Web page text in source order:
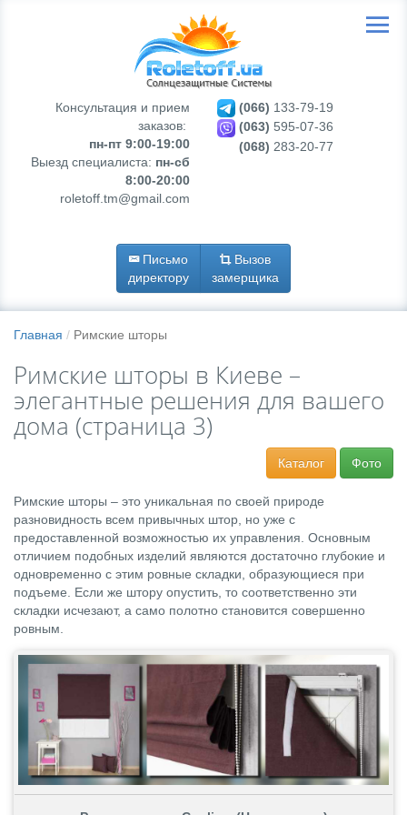
Консультация и прием
заказов:
пн-пт 9:00-19:00
Выезд специалиста: пн-сб
8:00-20:00
roletoff.tm@gmail.com
(066) 133-79-19
(063) 595-07-36
(068) 283-20-77
Письмо
директору
Вызов
замерщика
Главная Римские шторы
Римские шторы в Киеве –
элегантные решения для вашего
дома (страница 3)
Каталог Фото
Римские шторы – это уникальная по своей природе
разновидность всем привычных штор, но уже с
предоставленной возможностью их управления. Основным
отличием подобных изделий являются достаточно глубокие и
одновременно с этим ровные складки, образующиеся при
подъеме. Если же штору опустить, то соответственно эти
складки исчезают, а само полотно становится совершенно
ровным.